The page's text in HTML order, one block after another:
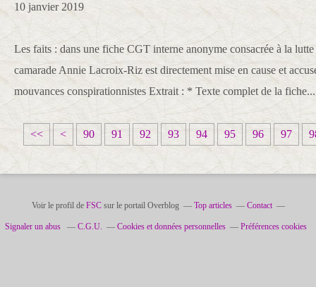
10 janvier 2019
Les faits : dans une fiche CGT interne anonyme consacrée à la
camarade Annie Lacroix-Riz est directement mise en cause et
mouvances conspirationnistes Extrait : * Texte complet de la fiche...
<< <
1
2
3
4
5
6
7
8
90 91 92 93 94 95 96 97
Voir le profil de FSCsur le portail Overblog Top articles Contact
Signaler un abus C.G.U. Cookies et données personnelles Préférences cookies